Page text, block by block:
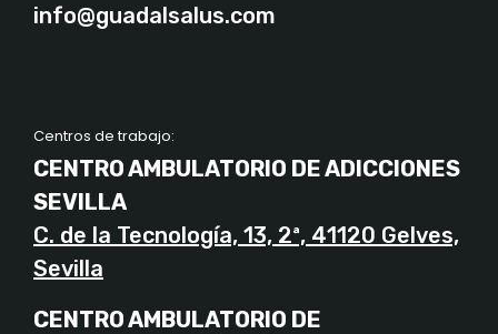
info@guadalsalus.com
Centros de trabajo:
CENTRO AMBULATORIO DE ADICCIONES
SEVILLA
C. de la Tecnología, 13, 2ª, 41120 Gelves,
Sevilla
CENTRO AMBULATORIO DE